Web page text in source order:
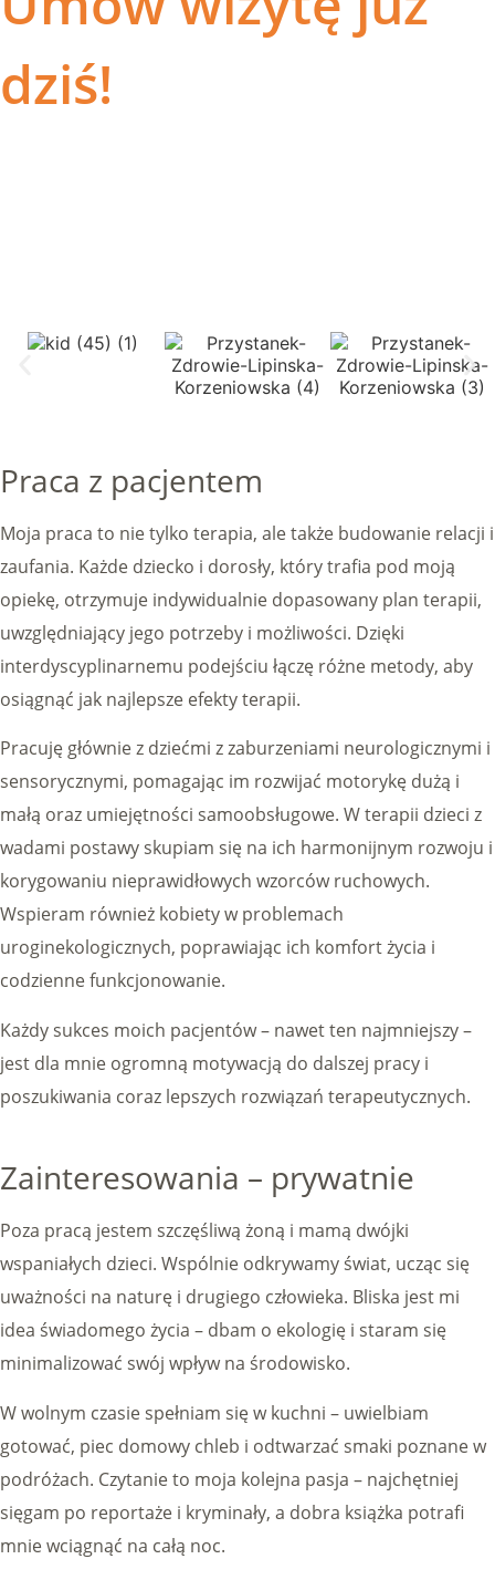
dziś!
Praca z pacjentem
Moja praca to nie tylko terapia, ale także budowanie relacji i
zaufania. Każde dziecko i dorosły, który trafia pod moją
opiekę, otrzymuje indywidualnie dopasowany plan terapii,
uwzględniający jego potrzeby i możliwości. Dzięki
interdyscyplinarnemu podejściu łączę różne metody, aby
osiągnąć jak najlepsze efekty terapii.
Pracuję głównie z dziećmi z zaburzeniami neurologicznymi i
sensorycznymi, pomagając im rozwijać motorykę dużą i
małą oraz umiejętności samoobsługowe. W terapii dzieci z
wadami postawy skupiam się na ich harmonijnym rozwoju i
korygowaniu nieprawidłowych wzorców ruchowych.
Wspieram również kobiety w problemach
uroginekologicznych, poprawiając ich komfort życia i
codzienne funkcjonowanie.
Każdy sukces moich pacjentów – nawet ten najmniejszy –
jest dla mnie ogromną motywacją do dalszej pracy i
poszukiwania coraz lepszych rozwiązań terapeutycznych.
Zainteresowania – prywatnie
Poza pracą jestem szczęśliwą żoną i mamą dwójki
wspaniałych dzieci. Wspólnie odkrywamy świat, ucząc się
uważności na naturę i drugiego człowieka. Bliska jest mi
idea świadomego życia – dbam o ekologię i staram się
minimalizować swój wpływ na środowisko.
W wolnym czasie spełniam się w kuchni – uwielbiam
gotować, piec domowy chleb i odtwarzać smaki poznane w
podróżach. Czytanie to moja kolejna pasja – najchętniej
sięgam po reportaże i kryminały, a dobra książka potrafi
mnie wciągnąć na całą noc.